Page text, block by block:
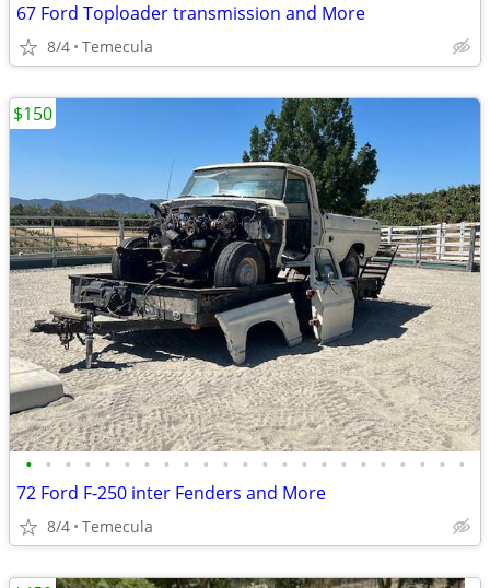
67 Ford Toploader transmission and More
8/4 Temecula
• • • • • • • • • • • • • • • • • • • • • • •
72 Ford F-250 inter Fenders and More
8/4 Temecula
$150